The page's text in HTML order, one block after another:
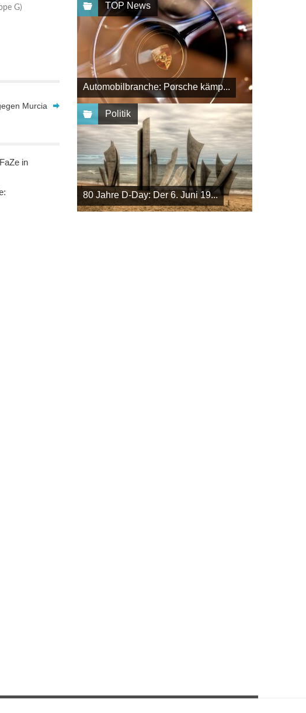
G)
Murcia
in
TOP News
Automobilbranche: Porsche kämp...
Politik
80 Jahre D-Day: Der 6. Juni 19...